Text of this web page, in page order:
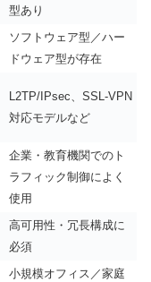
型あり
ソフトウェア型／ハー
ドウェア型が存在
L2TP/IPsec、SSL-VPN
対応モデルなど
企業・教育機関でのト
ラフィック制御によく
使用
高可用性・冗長構成に
必須
小規模オフィス／家庭